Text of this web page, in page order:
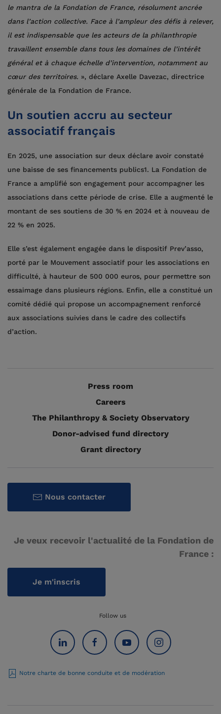
le mantra de la Fondation de France, résolument ancrée
dans l’action collective. Face à l’ampleur des défis à relever,
il est indispensable que les acteurs de la philanthropie
travaillent ensemble dans tous les domaines de l’intérêt
général et à chaque échelle d’intervention, notamment au
cœur des territoires. », déclare Axelle Davezac, directrice
générale de la Fondation de France.
Un soutien accru au secteur
associatif français
En 2025, une association sur deux déclare avoir constaté
une baisse de ses financements publics1. La Fondation de
France a amplifié son engagement pour accompagner les
associations dans cette période de crise. Elle a augmenté le
montant de ses soutiens de 30 % en 2024 et à nouveau de
22 % en 2025.
Elle s’est également engagée dans le dispositif Prev’asso,
porté par le Mouvement associatif pour les associations en
difficulté, à hauteur de 500 000 euros, pour permettre son
essaimage dans plusieurs régions. Enfin, elle a constitué un
comité dédié qui propose un accompagnement renforcé
aux associations suivies dans le cadre des collectifs
d’action.
Press room
Careers
The Philanthropy & Society Observatory
Donor-advised fund directory
Grant directory
Nous contacter
Je veux recevoir l'actualité de la Fondation de
France :
Je m'inscris
Follow us
Notre charte de bonne conduite et de modération